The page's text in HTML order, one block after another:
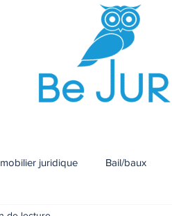
juridique Bail/baux